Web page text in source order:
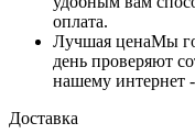
оплата.
Лучшая ценаМы
день проверяют
нашему интернет
Доставка